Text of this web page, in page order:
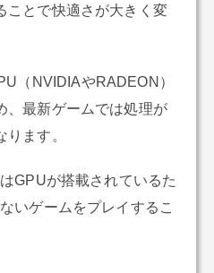
ことで快適さが大きく変
（NVIDIAやRADEON）
、最新ゲームでは処理が
ます。
GPUが搭載されているた
いゲームをプレイするこ